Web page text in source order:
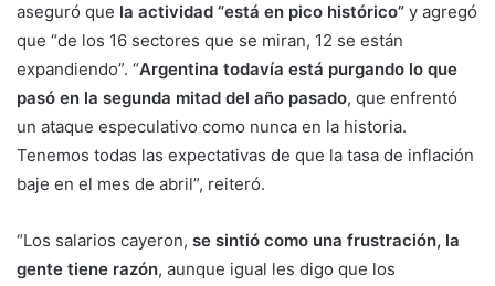
aseguró que la actividad “está en pico histórico” y agregó
que “de los 16 sectores que se miran, 12 se están
expandiendo”. “Argentina todavía está purgando lo que
pasó en la segunda mitad del año pasado, que enfrentó
un ataque especulativo como nunca en la historia.
Tenemos todas las expectativas de que la tasa de inflación
baje en el mes de abril”, reiteró.
“Los salarios cayeron, se sintió como una frustración, la
gente tiene razón, aunque igual les digo que los